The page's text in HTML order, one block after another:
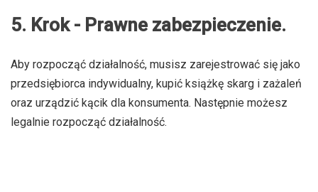
5. Krok - Prawne zabezpieczenie.
Aby rozpocząć działalność, musisz zarejestrować się jako
przedsiębiorca indywidualny, kupić książkę skarg i zażaleń
oraz urządzić kącik dla konsumenta. Następnie możesz
legalnie rozpocząć działalność.